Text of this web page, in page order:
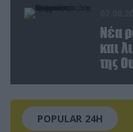
Νέα
και
της
POPULAR 24H